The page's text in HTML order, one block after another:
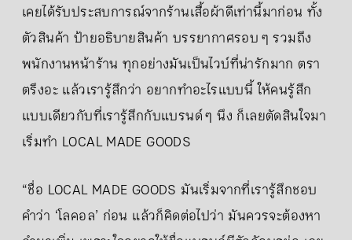
เคยได้รับประสบการณ์จากร้านเสื้อผ้าดีเท่านี้มาก่อน ทั้ง
ตัวสินค้า ป้ายอธิบายสินค้า บรรยากาศรอบ ๆ รวมถึง
พนักงานหน้าร้าน ทุกอย่างมันเป็นไวบ์ที่น่ารักมาก ตรา
ตรึงอะ แล้วเรารู้สึกว่า อยากทำอะไรแบบนี้ ให้คนรู้สึก
แบบเดียวกับที่เรารู้สึกกับแบรนด์ ๆ นึง ก็เลยตัดสินใจมา
เริ่มทำ LOCAL MADE GOODS
“ชื่อ LOCAL MADE GOODS มันเริ่มจากที่เรารู้สึกชอบ
คำว่า ‘โลคอล’ ก่อน แล้วก็คิดต่อไปว่า มันควรจะต้องหา